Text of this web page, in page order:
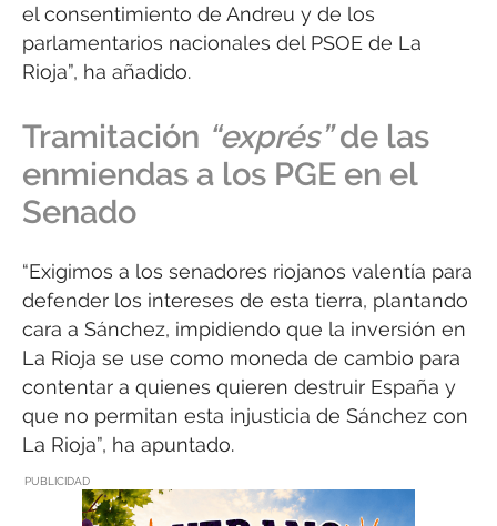
el consentimiento de Andreu y de los
parlamentarios nacionales del PSOE de La
Rioja”, ha añadido.
Tramitación “exprés”de las
enmiendas a los PGE en el
Senado
“Exigimos a los senadores riojanos valentía para
defender los intereses de esta tierra, plantando
cara a Sánchez, impidiendo que la inversión en
La Rioja se use como moneda de cambio para
contentar a quienes quieren destruir España y
que no permitan esta injusticia de Sánchez con
La Rioja”, ha apuntado.
PUBLICIDAD